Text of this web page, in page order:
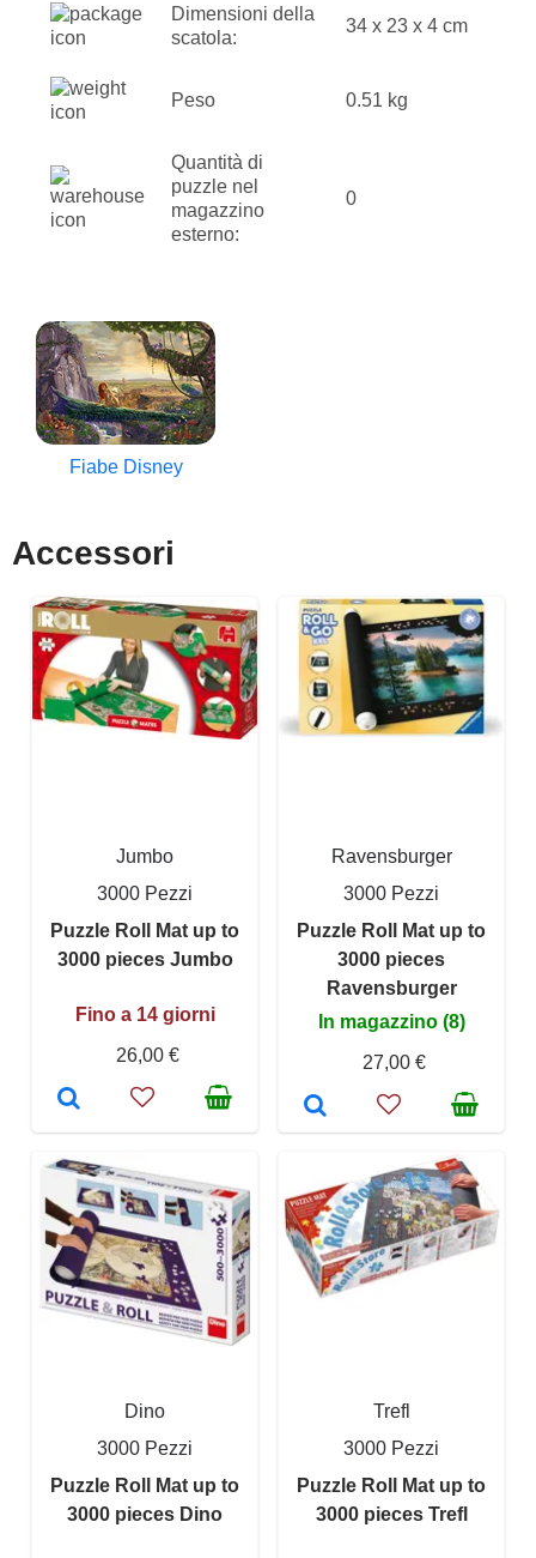
Dimensioni della
scatola:
34 x 23 x 4 cm
Peso 0.51 kg
Quantità di
puzzle nel
magazzino
esterno:
0
Fiabe Disney
Accessori
Jumbo
3000 Pezzi
Puzzle Roll Mat up to
3000 pieces Jumbo
Fino a 14 giorni
26,00 €
Ravensburger
3000 Pezzi
Puzzle Roll Mat up to
3000 pieces
Ravensburger
In magazzino (8)
27,00 €
Dino
3000 Pezzi
Puzzle Roll Mat up to
3000 pieces Dino
Trefl
3000 Pezzi
Puzzle Roll Mat up to
3000 pieces Trefl